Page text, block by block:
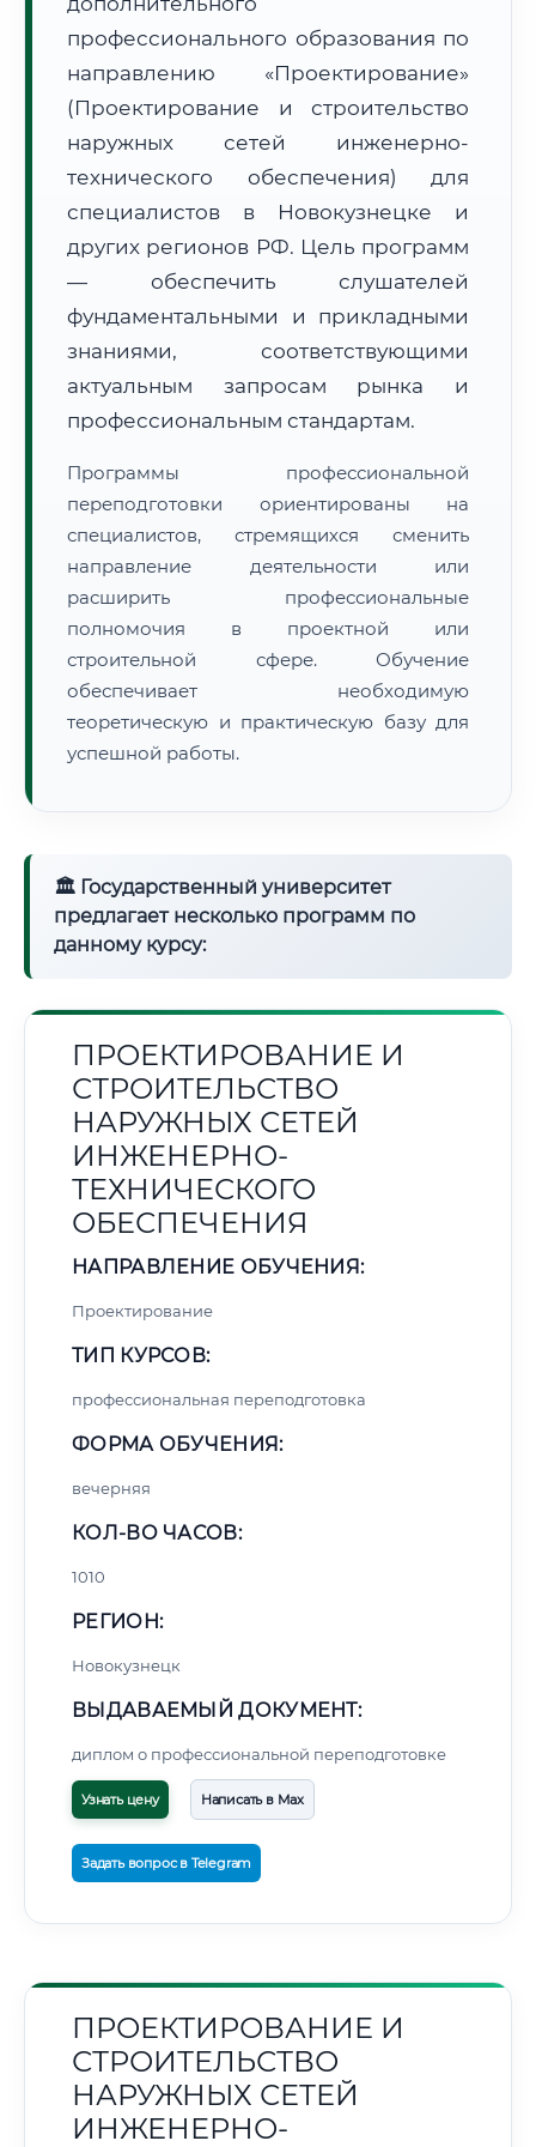
Расчет логистики оригиналов:
• Маршрут транзита:~307 км
1–2 рабочих дня
📜 Документы и аккредитация
профессионального образования по
направлению «Проектирование»
(Проектирование и строительство
наружных сетей инженерно-
технического обеспечения) для
специалистов в Новокузнецке и
других регионов РФ. Цель программ
— обеспечить слушателей
фундаментальными и прикладными
знаниями, соответствующими
актуальным запросам рынка и
профессиональным стандартам.
Программы профессиональной
переподготовки ориентированы на
специалистов, стремящихся сменить
направление деятельности или
расширить профессиональные
полномочия в проектной или
строительной сфере. Обучение
обеспечивает необходимую
теоретическую и практическую базу для
успешной работы.
🏛 Государственный университет
предлагает несколько программ по
данному курсу:
ПРОЕКТИРОВАНИЕ И
СТРОИТЕЛЬСТВО
НАРУЖНЫХ СЕТЕЙ
ИНЖЕНЕРНО-
ТЕХНИЧЕСКОГО
ОБЕСПЕЧЕНИЯ
НАПРАВЛЕНИЕ ОБУЧЕНИЯ:
Проектирование
ТИП КУРСОВ:
профессиональная переподготовка
ФОРМА ОБУЧЕНИЯ:
вечерняя
КОЛ-ВО ЧАСОВ:
1010
РЕГИОН:
Новокузнецк
ВЫДАВАЕМЫЙ ДОКУМЕНТ:
диплом о профессиональной переподготовке
Узнать цену Написать в Max
Задать вопрос в Telegram
ПРОЕКТИРОВАНИЕ И
СТРОИТЕЛЬСТВО
НАРУЖНЫХ СЕТЕЙ
ИНЖЕНЕРНО-